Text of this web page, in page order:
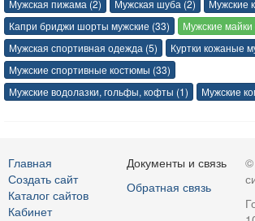
Мужская пижама (2)
Мужская шуба (2)
Мужские
Капри бриджи шорты мужские (33)
Мужские
Мужская спортивная одежда (5)
Куртки кожаные
Мужские спортивные костюмы (33)
Мужские водолазки, гольфы, кофты (1)
Мужские
Главная
Создать сайт
Каталог сайтов
Кабинет
Документы и связь
Обратная связь
©